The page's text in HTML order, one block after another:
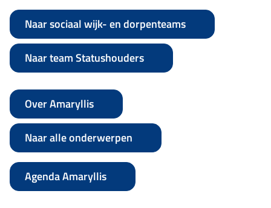
Naar sociaal wijk- en dorpenteams
Naar team Statushouders
Over Amaryllis
Naar alle onderwerpen
Agenda Amaryllis